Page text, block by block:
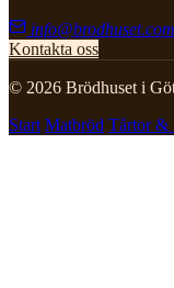
info@brodhuset.com
Kontakta oss
© 2026 Brödhuset i
Start Matbröd Tårtor &